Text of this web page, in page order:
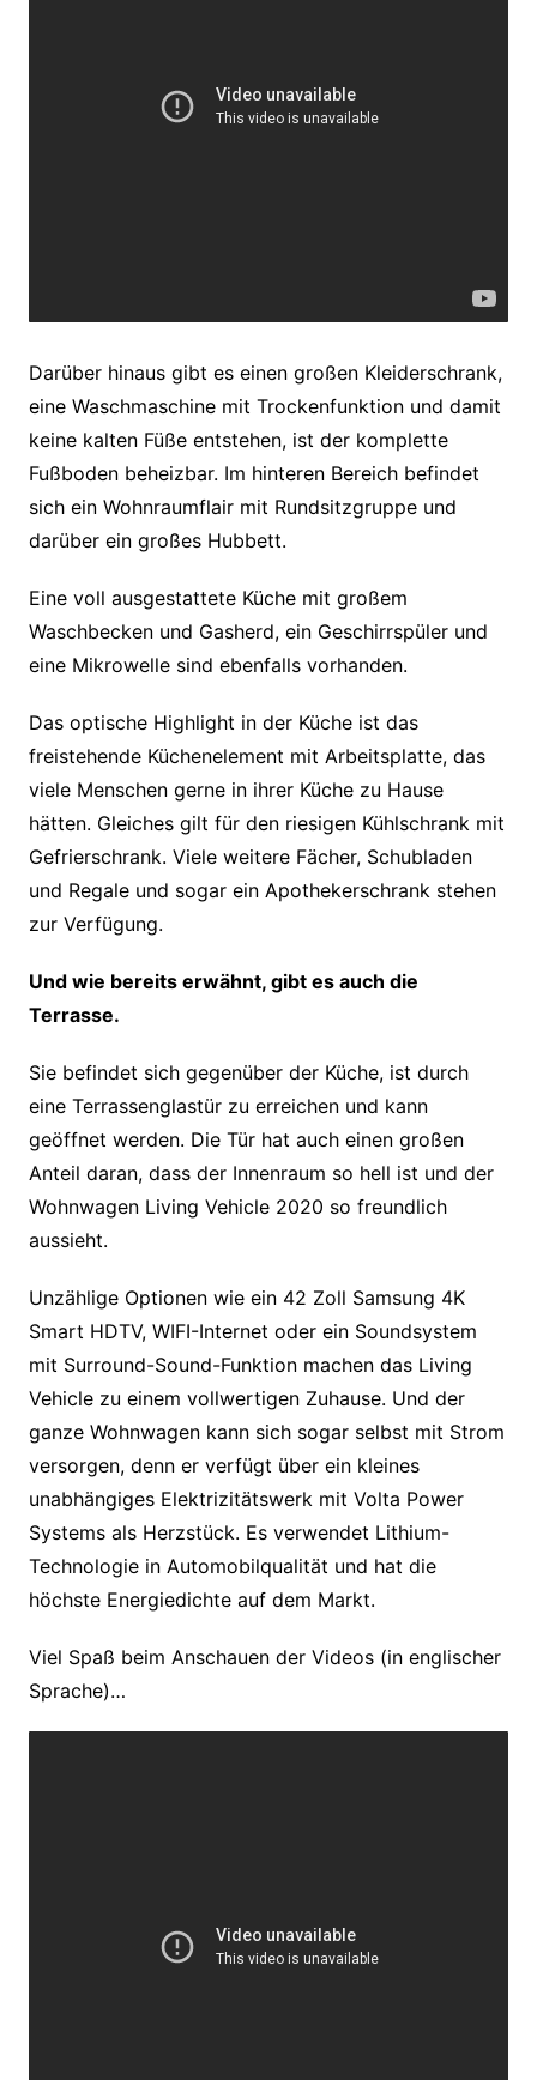
Darüber hinaus gibt es einen großen Kleiderschrank,
eine Waschmaschine mit Trockenfunktion und damit
keine kalten Füße entstehen, ist der komplette
Fußboden beheizbar. Im hinteren Bereich befindet
sich ein Wohnraumflair mit Rundsitzgruppe und
darüber ein großes Hubbett.
Eine voll ausgestattete Küche mit großem
Waschbecken und Gasherd, ein Geschirrspüler und
eine Mikrowelle sind ebenfalls vorhanden.
Das optische Highlight in der Küche ist das
freistehende Küchenelement mit Arbeitsplatte, das
viele Menschen gerne in ihrer Küche zu Hause
hätten. Gleiches gilt für den riesigen Kühlschrank mit
Gefrierschrank. Viele weitere Fächer, Schubladen
und Regale und sogar ein Apothekerschrank stehen
zur Verfügung.
Und wie bereits erwähnt, gibt es auch die
Terrasse.
Sie befindet sich gegenüber der Küche, ist durch
eine Terrassenglastür zu erreichen und kann
geöffnet werden. Die Tür hat auch einen großen
Anteil daran, dass der Innenraum so hell ist und der
Wohnwagen Living Vehicle 2020 so freundlich
aussieht.
Unzählige Optionen wie ein 42 Zoll Samsung 4K
Smart HDTV, WIFI-Internet oder ein Soundsystem
mit Surround-Sound-Funktion machen das Living
Vehicle zu einem vollwertigen Zuhause. Und der
ganze Wohnwagen kann sich sogar selbst mit Strom
versorgen, denn er verfügt über ein kleines
unabhängiges Elektrizitätswerk mit Volta Power
Systems als Herzstück. Es verwendet Lithium-
Technologie in Automobilqualität und hat die
höchste Energiedichte auf dem Markt.
Viel Spaß beim Anschauen der Videos (in englischer
Sprache)…